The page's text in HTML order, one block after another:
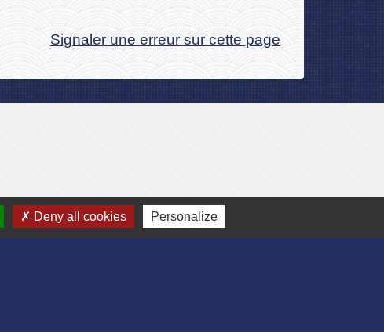
Signaler une erreur sur cette page
Deny all cookies Personalize